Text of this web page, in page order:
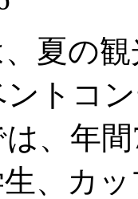
夏の
トコ
は、年
、カ